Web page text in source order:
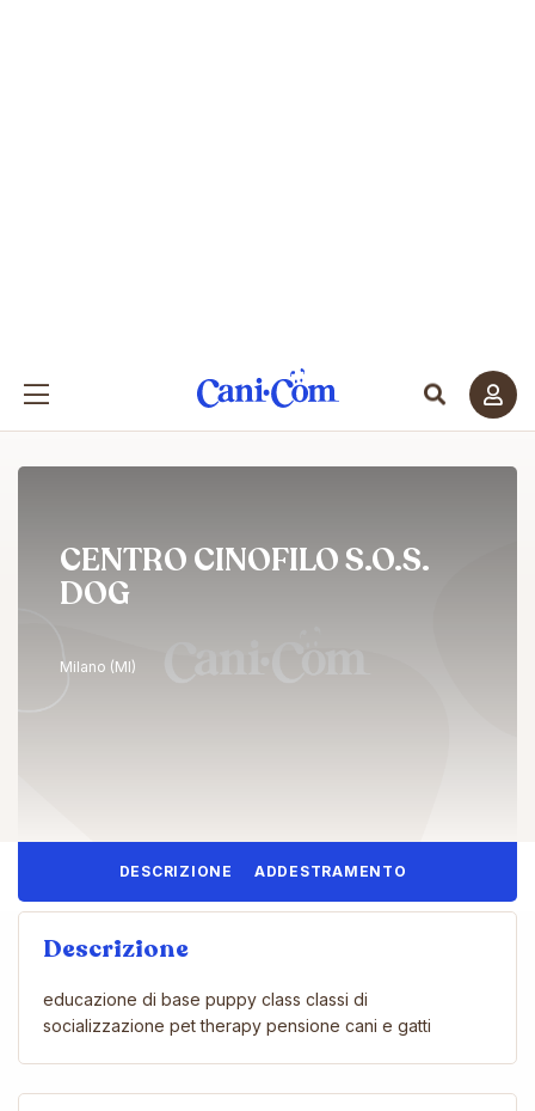
CENTRO CINOFILO S.O.S.
DOG
Milano (MI)
DESCRIZIONE ADDESTRAMENTO
Descrizione
educazione di base puppy class classi di
socializzazione pet therapy pensione cani e gatti